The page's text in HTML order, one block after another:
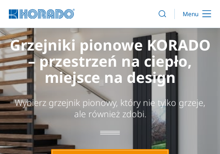
Grzejniki pionowe KORADO
– przestrzeń na ciepło,
miejsce na design
Wybierz grzejnik pionowy, który nie tylko grzeje,
ale również zdobi.